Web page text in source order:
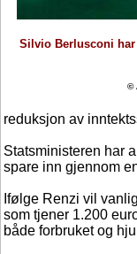
Silvio Berlusconi
©
reduksjon av
Statsministeren har
spare inn gjennom
Ifølge Renzi vil
som tjener 1.200
både forbruket og